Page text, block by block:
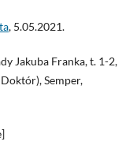
, 5.05.2021.
Jakuba Franka, t. 1-2,
Semper,